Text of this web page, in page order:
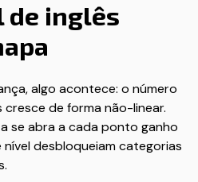
de inglês
algo acontece: o número
de forma não-linear.
se abra a cada ponto ganho
nível desbloqueiam categorias